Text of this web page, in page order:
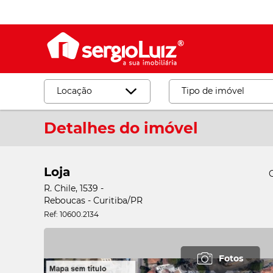
Locação
Locação
Tipo de imóvel
Cjto
Detalhes do imóvel
Loja
R. Chile, 1539 -
Reboucas - Curitiba/PR
Ref: 10600.2134
Fotos